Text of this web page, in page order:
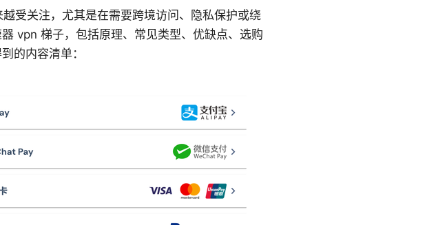
受关注，尤其是在需要跨境访问、隐私保护或绕
vpn 梯子，包括原理、常见类型、优缺点、选购
的内容清单：